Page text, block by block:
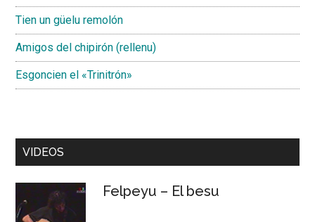
Tien un güelu remolón
Amigos del chipirón (rellenu)
Esgoncien el «Trinitrón»
VIDEOS
Felpeyu – El besu